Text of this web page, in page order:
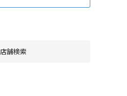
店舗検索